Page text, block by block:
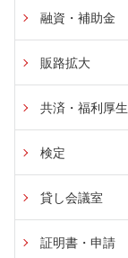
融資・補助金
販路拡大
共済・福利厚生
検定
貸し会議室
証明書・申請